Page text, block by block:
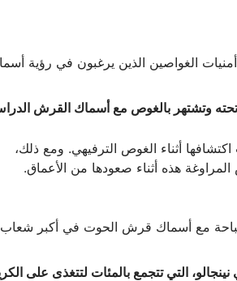
الغواصين الذين يرغبون في رؤية
وتشتهر بالغوص مع أسماك القرش
أثناء الغوص الترفيهي. ومع ذلك،
هذه أثناء صعودها من الأعماق.
مع أسماك قرش الحوت في أكبر شعاب
التي تتجمع بالمئات لتتغذى على